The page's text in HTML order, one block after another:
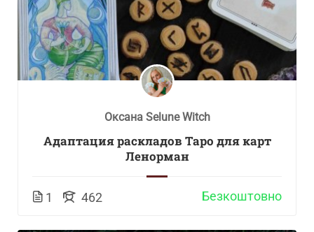
Оксана Selune Witch
Адаптация раскладов Таро для карт
Ленорман
1 462 Безкоштовно